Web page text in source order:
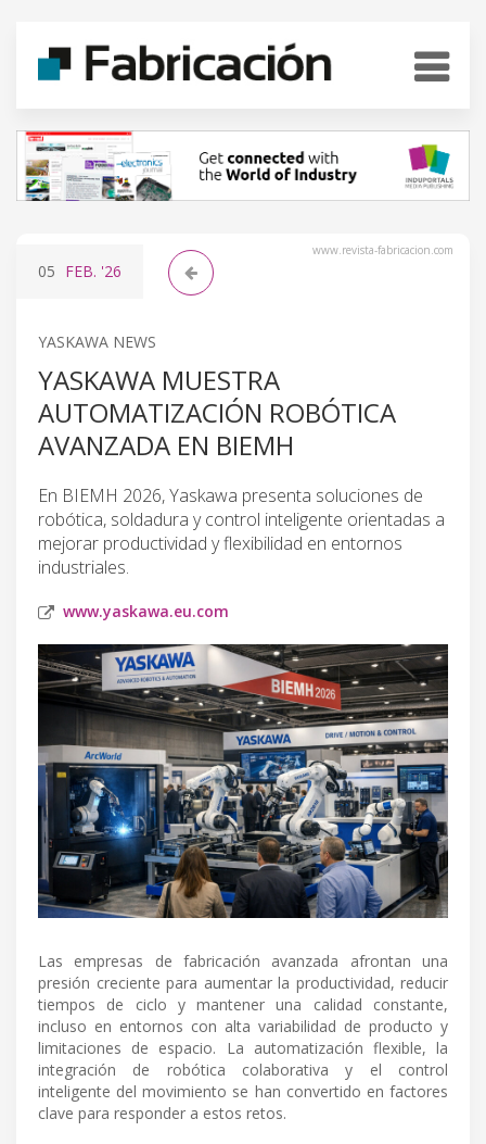
www.revista-fabricacion.com
05 FEB. '26
YASKAWA NEWS
YASKAWA MUESTRA
AUTOMATIZACIÓN ROBÓTICA
AVANZADA EN BIEMH
En BIEMH 2026, Yaskawa presenta soluciones de
robótica, soldadura y control inteligente orientadas a
mejorar productividad y flexibilidad en entornos
industriales.
www.yaskawa.eu.com
Las empresas de fabricación avanzada afrontan una
presión creciente para aumentar la productividad, reducir
tiempos de ciclo y mantener una calidad constante,
incluso en entornos con alta variabilidad de producto y
limitaciones de espacio. La automatización flexible, la
integración de robótica colaborativa y el control
inteligente del movimiento se han convertido en factores
clave para responder a estos retos.